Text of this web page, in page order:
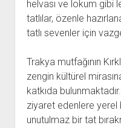
helvası ve lokum gibi
tatlılar, özenle
tatlı sevenler için
Trakya mutfağının
zengin kültürel
katkıda
ziyaret edenlere
unutulmaz bir tat